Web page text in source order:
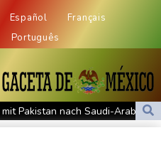
Español
Français
Português
Pakistan nach Saudi-Arabien
Angriffen getötet - Regierung